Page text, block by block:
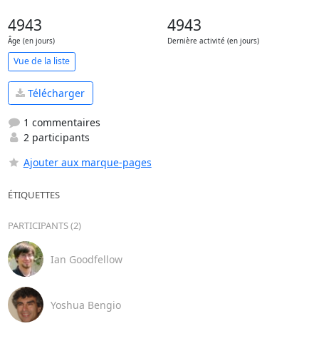
4943
Âge (en jours)
4943
Dernière activité (en jours)
Vue de la liste
Télécharger
1 commentaires
2 participants
Ajouter aux marque-pages
ÉTIQUETTES
PARTICIPANTS (2)
Ian Goodfellow
Yoshua Bengio